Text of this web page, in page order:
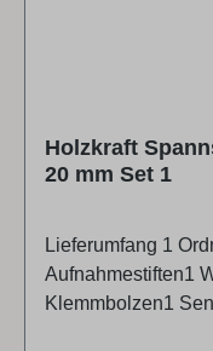
Holzkraft
20 mm Set 1
Lieferumfang 1
Aufnahmestiften1
Klemmbolzen1